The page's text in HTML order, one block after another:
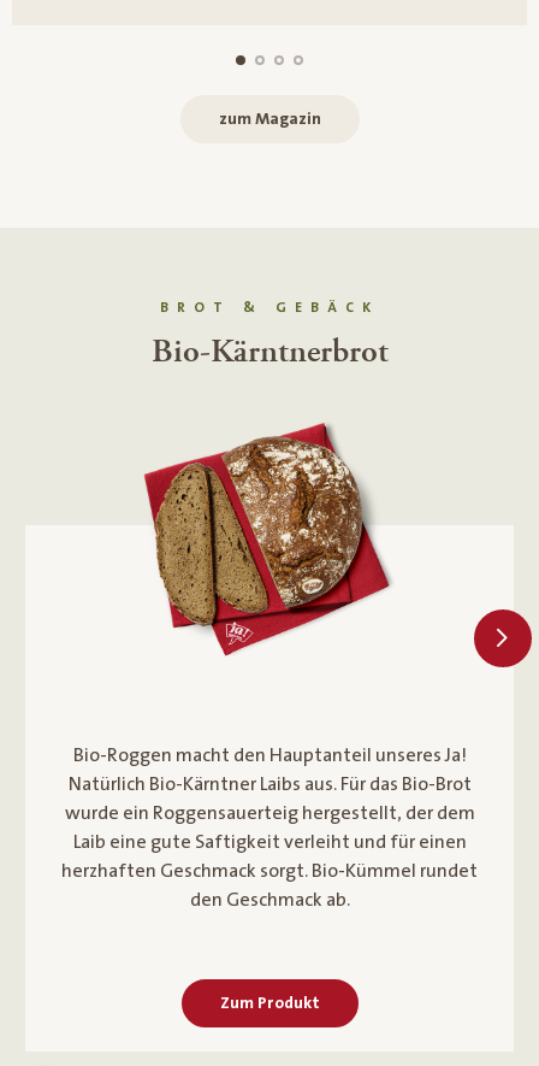
zum Magazin
BROT & GEBÄCK
Bio-Kornspitz
Bio-Weizenmehl verleiht dem Ja! Natürlich Bio-
Kornspitz einen milden Geschmack und locker
flaumigen Biss. Bio-Leinsamen, Bio-Weizenkleie und
geschrotetes Bio-Getreide liefern wohltuende
Ballast- und Nährstoffe. Unsere österreichischen
Bio-Bäcker backen den Kornspitz nach originaler
Zum Produkt